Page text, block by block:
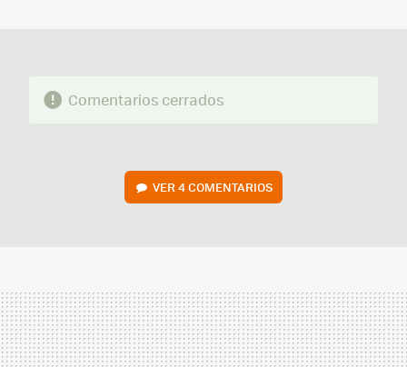
Comentarios cerrados
VER4 COMENTARIOS